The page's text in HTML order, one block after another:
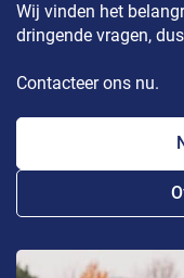
Wij vinden het
dringende vragen,
Contacteer ons nu.